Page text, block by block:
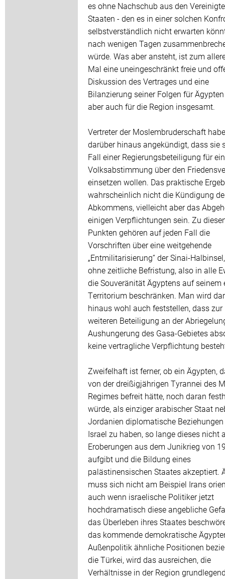
es ohne Nachschub aus den
Staaten - den es in einer solchen
selbstverständlich nicht erwarten
nach wenigen Tagen
würde. Was aber ansteht, ist zum
Mal eine uneingeschränkt freie und
Diskussion des Vertrages und eine
Bilanzierung seiner Folgen für
aber auch für die Region insgesamt.
Vertreter der Moslembruderschaft
darüber hinaus angekündigt, dass sie
Fall einer Regierungsbeteiligung für
Volksabstimmung über den
einsetzen wollen. Das praktische
wahrscheinlich nicht die Kündigung
Abkommens, vielleicht aber das
einigen Verpflichtungen sein. Zu
Punkten gehören auf jeden Fall die
Vorschriften über eine weitgehende
„Entmilitarisierung“ der Sinai-
ohne zeitliche Befristung, also in alle
die Souveränität Ägyptens auf seinem
Territorium beschränken. Man wird
hinaus wohl auch feststellen, dass zur
weiteren Beteiligung an der
Aushungerung des Gasa-Gebietes
keine vertragliche Verpflichtung
Zweifelhaft ist ferner, ob ein Ägypten,
von der dreißigjährigen Tyrannei des
Regimes befreit hätte, noch daran
würde, als einziger arabischer Staat
Jordanien diplomatische
Israel zu haben, so lange dieses nicht
Eroberungen aus dem Junikrieg von
aufgibt und die Bildung eines
palästinensischen Staates akzeptiert.
muss sich nicht am Beispiel Irans
auch wenn israelische Politiker jetzt
hochdramatisch diese angebliche
das Überleben ihres Staates
das kommende demokratische
Außenpolitik ähnliche Positionen
die Türkei, wird das ausreichen, die
Verhältnisse in der Region